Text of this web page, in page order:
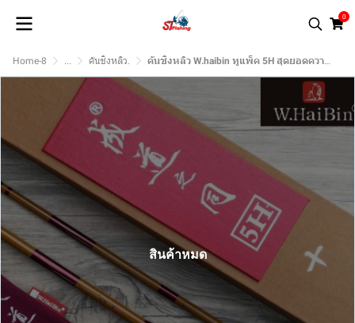
0
Home-8 ... คันชิงหลิว. คันชิงหลิว W.haibin ทูแพ็ค 5H สุดยอดความแข็ง (ไม้เรียวอำมหิต)
สินค้าหมด